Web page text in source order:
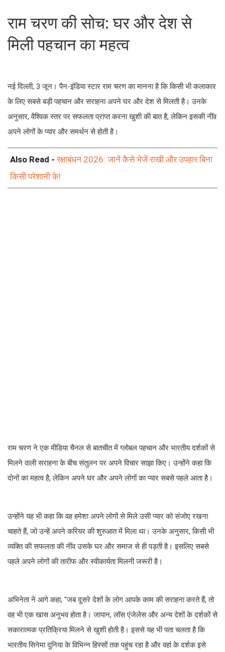
राम चरण की सोच: घर और देश से
मिली पहचान का महत्व
नई दिल्ली, 3 जून। पैन-इंडिया स्टार राम चरण का मानना है कि किसी भी कलाकार
के लिए सबसे बड़ी पहचान और सराहना अपने घर और देश से मिलती है। उनके
अनुसार, वैश्विक स्तर पर सफलता प्राप्त करना खुशी की बात है, लेकिन इसकी नींव
अपने लोगों के प्यार और समर्थन से होती है।
Also Read -रक्षाबंधन 2026: जानें कैसे भेजें राखी और उपहार बिना
किसी परेशानी के!
राम चरण ने एक मीडिया चैनल से बातचीत में ग्लोबल पहचान और भारतीय दर्शकों से
मिलने वाली सराहना के बीच संतुलन पर अपने विचार साझा किए। उन्होंने कहा कि
दोनों का महत्व है, लेकिन अपने घर और अपने लोगों का प्यार सबसे पहले आता है।
उन्होंने यह भी कहा कि वह हमेशा अपने लोगों से मिले उसी प्यार को संजोए रखना
चाहते हैं, जो उन्हें अपने करियर की शुरुआत में मिला था। उनके अनुसार, किसी भी
व्यक्ति की सफलता की नींव उसके घर और समाज से ही पड़ती है। इसलिए सबसे
पहले अपने लोगों की तारीफ और स्वीकार्यता मिलनी जरूरी है।
अभिनेता ने आगे कहा, "जब दूसरे देशों के लोग आपके काम की सराहना करते हैं, तो
वह भी एक खास अनुभव होता है। जापान, लॉस एंजेलेस और अन्य देशों के दर्शकों से
सकारात्मक प्रतिक्रिया मिलने से खुशी होती है। इससे यह भी पता चलता है कि
भारतीय सिनेमा दुनिया के विभिन्न हिस्सों तक पहुंच रहा है और वहां के दर्शक इसे